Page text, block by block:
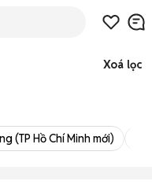
Xoá lọc
(TP Hồ Chí Minh mới)